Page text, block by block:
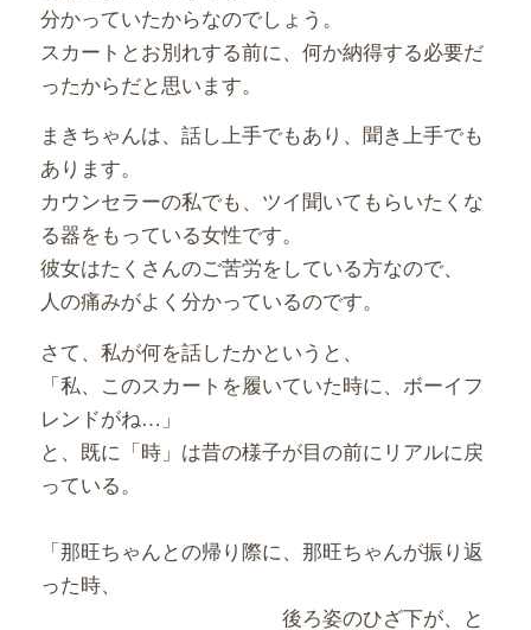
分かっていたからなのでしょう。
スカートとお別れする前に、何か納得する必要だ
ったからだと思います。
まきちゃんは、話し上手でもあり、聞き上手でも
あります。
カウンセラーの私でも、ツイ聞いてもらいたくな
る器をもっている女性です。
彼女はたくさんのご苦労をしている方なので、
人の痛みがよく分かっているのです。
さて、私が何を話したかというと、
「私、このスカートを履いていた時に、ボーイフ
レンドがね…」
と、既に「時」は昔の様子が目の前にリアルに戻
っている。
「那旺ちゃんとの帰り際に、那旺ちゃんが振り返
った時、
後ろ姿のひざ下が、と